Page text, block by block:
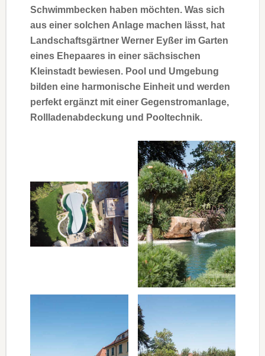
Schwimmbecken haben möchten. Was sich
aus einer solchen Anlage machen lässt, hat
Landschaftsgärtner Werner Eyßer im Garten
eines Ehepaares in einer sächsischen
Kleinstadt bewiesen. Pool und Umgebung
bilden eine harmonische Einheit und werden
perfekt ergänzt mit einer Gegenstromanlage,
Rollladenabdeckung und Pooltechnik.